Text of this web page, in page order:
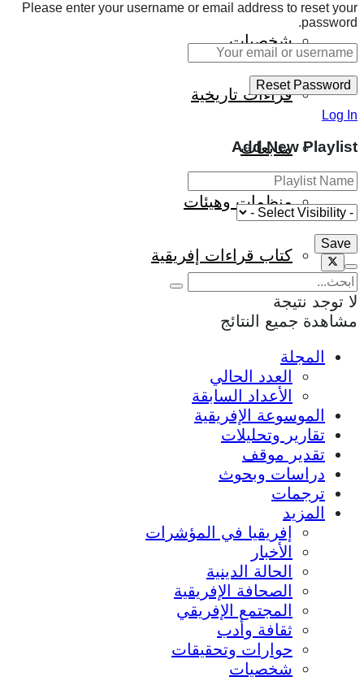
شخصيات
قراءات تاريخية
متابعات
منظمات وهيئات
كتاب قراءات إفريقية
Please enter your username or email address to reset your
password.
Log In
Add New Playlist
لا توجد نتيجة
مشاهدة جميع النتائج
المجلة
العدد الحالي
الأعداد السابقة
الموسوعة الإفريقية
تقارير وتحليلات
تقدير موقف
دراسات وبحوث
ترجمات
المزيد
إفريقيا في المؤشرات
الأخبار
الحالة الدينية
الصحافة الإفريقية
المجتمع الإفريقي
ثقافة وأدب
حوارات وتحقيقات
شخصيات